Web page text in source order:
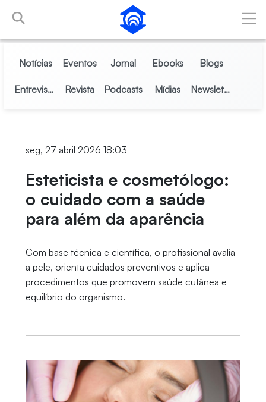
Pular para o Conteúdo principal
Notícias Eventos Jornal Ebooks Blogs
Entrevistas Revista Podcasts Mídias Newsletter
seg, 27 abril 2026 18:03
Esteticista e cosmetólogo:
o cuidado com a saúde
para além da aparência
Com base técnica e científica, o profissional avalia
a pele, orienta cuidados preventivos e aplica
procedimentos que promovem saúde cutânea e
equilíbrio do organismo.